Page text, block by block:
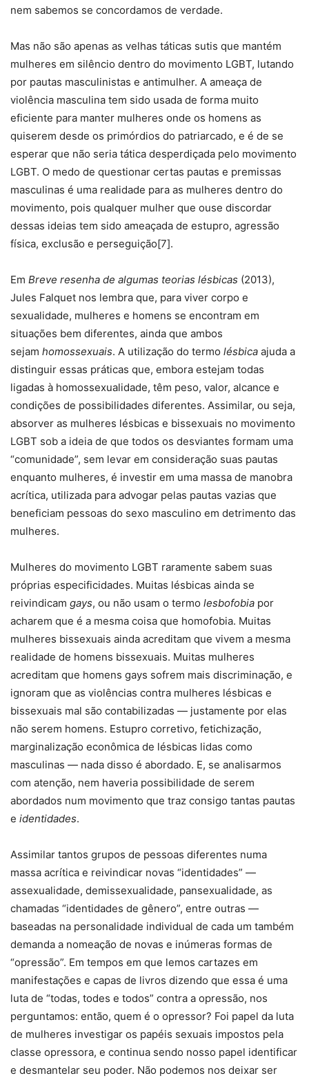
nem sabemos se concordamos de verdade.
Mas não são apenas as velhas táticas sutis que mantém
mulheres em silêncio dentro do movimento LGBT, lutando
por pautas masculinistas e antimulher. A ameaça de
violência masculina tem sido usada de forma muito
eficiente para manter mulheres onde os homens as
quiserem desde os primórdios do patriarcado, e é de se
esperar que não seria tática desperdiçada pelo movimento
LGBT. O medo de questionar certas pautas e premissas
masculinas é uma realidade para as mulheres dentro do
movimento, pois qualquer mulher que ouse discordar
dessas ideias tem sido ameaçada de estupro, agressão
física, exclusão e perseguição[7].
Em Breve resenha de algumas teorias lésbicas (2013),
Jules Falquet nos lembra que, para viver corpo e
sexualidade, mulheres e homens se encontram em
situações bem diferentes, ainda que ambos
sejam homossexuais. A utilização do termo lésbica ajuda a
distinguir essas práticas que, embora estejam todas
ligadas à homossexualidade, têm peso, valor, alcance e
condições de possibilidades diferentes. Assimilar, ou seja,
absorver as mulheres lésbicas e bissexuais no movimento
LGBT sob a ideia de que todos os desviantes formam uma
“comunidade”, sem levar em consideração suas pautas
enquanto mulheres, é investir em uma massa de manobra
acrítica, utilizada para advogar pelas pautas vazias que
beneficiam pessoas do sexo masculino em detrimento das
mulheres.
Mulheres do movimento LGBT raramente sabem suas
próprias especificidades. Muitas lésbicas ainda se
reivindicam gays, ou não usam o termo lesbofobia por
acharem que é a mesma coisa que homofobia. Muitas
mulheres bissexuais ainda acreditam que vivem a mesma
realidade de homens bissexuais. Muitas mulheres
acreditam que homens gays sofrem mais discriminação, e
ignoram que as violências contra mulheres lésbicas e
bissexuais mal são contabilizadas — justamente por elas
não serem homens. Estupro corretivo, fetichização,
marginalização econômica de lésbicas lidas como
masculinas — nada disso é abordado. E, se analisarmos
com atenção, nem haveria possibilidade de serem
abordados num movimento que traz consigo tantas pautas
e identidades.
Assimilar tantos grupos de pessoas diferentes numa
massa acrítica e reivindicar novas “identidades” —
assexualidade, demissexualidade, pansexualidade, as
chamadas “identidades de gênero”, entre outras —
baseadas na personalidade individual de cada um também
demanda a nomeação de novas e inúmeras formas de
“opressão”. Em tempos em que lemos cartazes em
manifestações e capas de livros dizendo que essa é uma
luta de “todas, todes e todos” contra a opressão, nos
perguntamos: então, quem é o opressor? Foi papel da luta
de mulheres investigar os papéis sexuais impostos pela
classe opressora, e continua sendo nosso papel identificar
e desmantelar seu poder. Não podemos nos deixar ser